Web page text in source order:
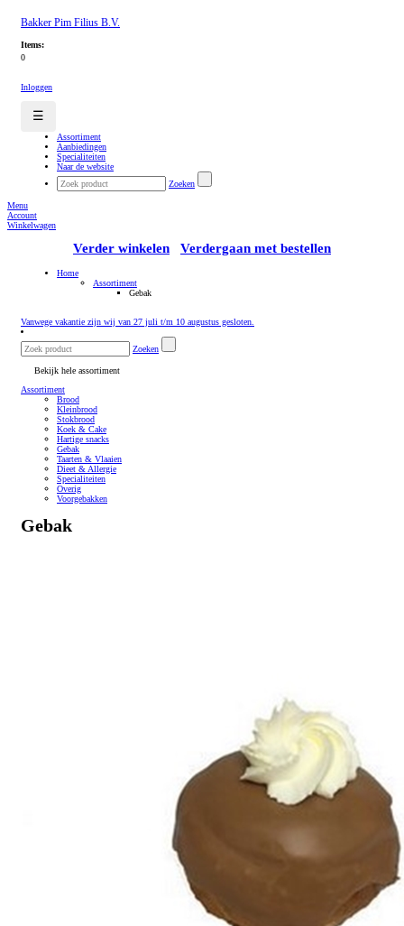
Bakker Pim Filius B.V.
Items:
0
Inloggen
☰
Assortiment
Aanbiedingen
Specialiteiten
Naar de website
Zoeken
Menu
Account
Winkelwagen
Verder winkelen Verdergaan met bestellen
Home
Assortiment
Gebak
Vanwege vakantie zijn wij van 27 juli t/m 10 augustus gesloten.
Zoeken
Bekijk hele assortiment
Assortiment
Brood
Kleinbrood
Stokbrood
Koek & Cake
Hartige snacks
Gebak
Taarten & Vlaaien
Dieet & Allergie
Specialiteiten
Overig
Voorgebakken
Gebak